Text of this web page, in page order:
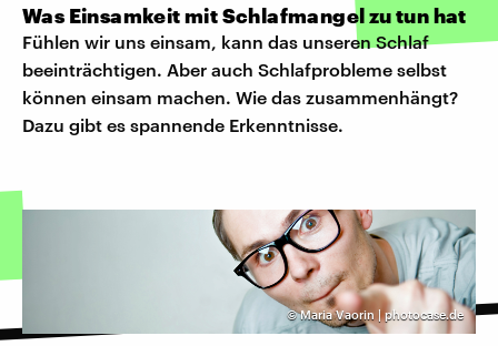
Was Einsamkeit mit Schlafmangel zu tun hat
Fühlen wir uns einsam, kann das unseren Schlaf
beeinträchtigen. Aber auch Schlafprobleme selbst
können einsam machen. Wie das zusammenhängt?
Dazu gibt es spannende Erkenntnisse.
©Maria Vaorin | photocase.de